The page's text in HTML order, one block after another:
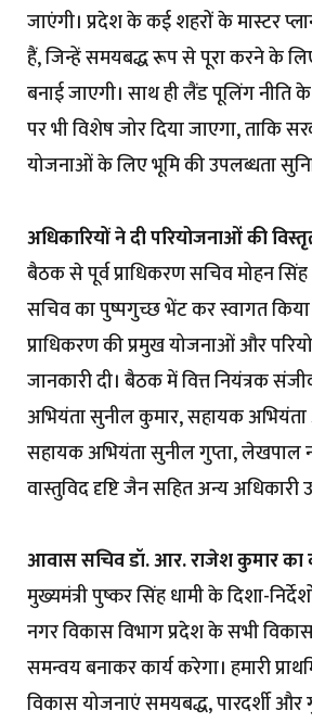
जाएंगी। प्रदेश के कई शहरों के मास्टर
हैं, जिन्हें समयबद्ध रूप से पूरा करने के
बनाई जाएगी। साथ ही लैंड पूलिंग
पर भी विशेष जोर दिया जाएगा, ताकि
योजनाओं के लिए भूमि की उपलब्धता
अधिकारियों ने दी परियोजनाओं की
बैठक से पूर्व प्राधिकरण सचिव मोहन
सचिव का पुष्पगुच्छ भेंट कर स्वागत
प्राधिकरण की प्रमुख योजनाओं और
जानकारी दी। बैठक में वित्त नियंत्रक
अभियंता सुनील कुमार, सहायक
सहायक अभियंता सुनील गुप्ता, लेखपाल
वास्तुविद दृष्टि जैन सहित अन्य अधिकारी
आवास सचिव डॉ. आर. राजेश कुमार का
मुख्यमंत्री पुष्कर सिंह धामी के दिशा-
नगर विकास विभाग प्रदेश के सभी
समन्वय बनाकर कार्य करेगा। हमारी
विकास योजनाएं समयबद्ध, पारदर्शी और